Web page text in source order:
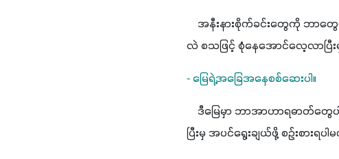
အနီးနားစိုက်ခင်းတွေကို ဘာတွ
လဲ စသဖြင့် စုံနေအောင်လေ့လာပ
- မြေရဲ့အခြေအနေစစ်ဆေးပါ။
ဒီမြေမှာ ဘာအာဟာရဓာတ်တွေပါလဲ၊ pH က ဘယ်လိုအ‌ခြေအနေတွေ
ပြီးမှ အပင်ရွေးချယ်ဖို့ စဉ်းစားရပါ